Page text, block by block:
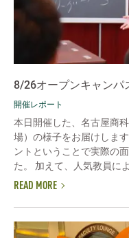
8/26オープンキャンパ
開催レポート
本日開催した、名古屋商
場）の様子をお届けしま
ントということで実際の
た。 加えて、人気教員によ
READ MORE